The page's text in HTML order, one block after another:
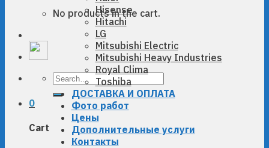
No products in the cart.
Search
0
Cart
Hisense
Hitachi
LG
Mitsubishi Electric
Mitsubishi Heavy Industries
Royal Clima
Toshiba
ДОСТАВКА И ОПЛАТА
Фото работ
Цены
Дополнительные услуги
Контакты